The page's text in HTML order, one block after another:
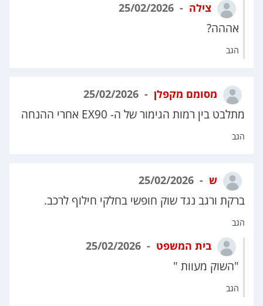
צילה
אההה?
הגב
מסומם מקפלן
מתלבט בין רמות הגימור של ה- EX90 אחרי ההנחה
הגב
ש
ברקת ורגב נגד שוק חופשי בחלקי חילוף לרכב.
הגב
בית המשפט
"השוק מעוות "
הגב